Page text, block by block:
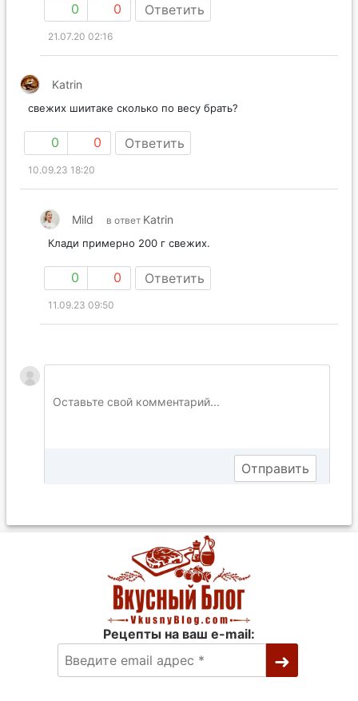
0 0 Ответить
21.07.20 02:16
Katrin
свежих шиитаке сколько по весу брать?
0 0 Ответить
10.09.23 18:20
Mild в ответ Katrin
Клади примерно 200 г свежих.
0 0 Ответить
11.09.23 09:50
Рецепты на ваш e-mail: